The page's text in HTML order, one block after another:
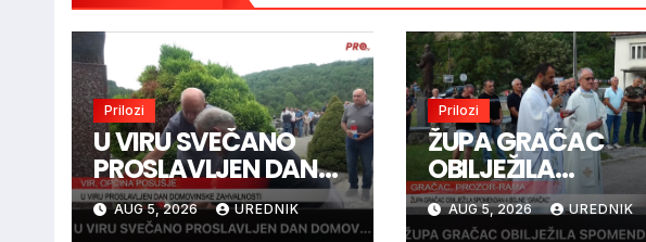
Prilozi
U VIRU SVEČANO
PROSLAVLJEN DAN
DOMOVINSKE
ZAHVALNOSTI
AUG 5, 2026 UREDNIK
Prilozi
ŽUPA GRAČAC
OBILJEŽILA
SPOMENDAN 4.
BOJNE “GRAČAC”
AUG 5, 2026 UREDNIK